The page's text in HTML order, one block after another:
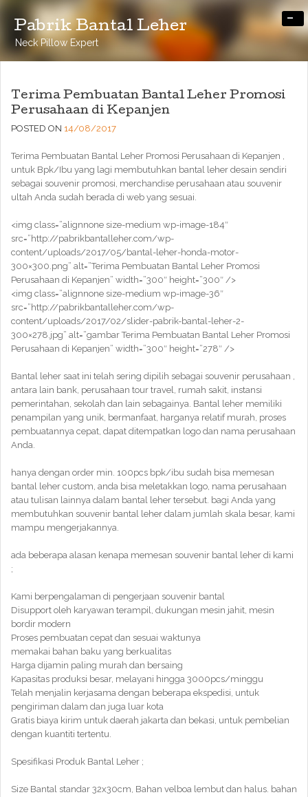
Pabrik Bantal Leher
Neck Pillow Expert
-
Terima Pembuatan Bantal Leher Promosi
Perusahaan di Kepanjen
POSTED ON 14/08/2017
Terima Pembuatan Bantal Leher Promosi Perusahaan di Kepanjen ,
untuk Bpk/Ibu yang lagi membutuhkan bantal leher desain sendiri
sebagai souvenir promosi, merchandise perusahaan atau souvenir
ultah Anda sudah berada di web yang sesuai.
<img class=”alignnone size-medium wp-image-184″
src=”http://pabrikbantalleher.com/wp-
content/uploads/2017/05/bantal-leher-honda-motor-
300×300.png” alt=”Terima Pembuatan Bantal Leher Promosi
Perusahaan di Kepanjen” width=”300″ height=”300″ />
<img class=”alignnone size-medium wp-image-36″
src=”http://pabrikbantalleher.com/wp-
content/uploads/2017/02/slider-pabrik-bantal-leher-2-
300×278.jpg” alt=”gambar Terima Pembuatan Bantal Leher Promosi
Perusahaan di Kepanjen” width=”300″ height=”278″ />
Bantal leher saat ini telah sering dipilih sebagai souvenir perusahaan ,
antara lain bank, perusahaan tour travel, rumah sakit, instansi
pemerintahan, sekolah dan lain sebagainya. Bantal leher memiliki
penampilan yang unik, bermanfaat, harganya relatif murah, proses
pembuatannya cepat, dapat ditempatkan logo dan nama perusahaan
Anda.
hanya dengan order min. 100pcs bpk/ibu sudah bisa memesan
bantal leher custom, anda bisa meletakkan logo, nama perusahaan
atau tulisan lainnya dalam bantal leher tersebut. bagi Anda yang
membutuhkan souvenir bantal leher dalam jumlah skala besar, kami
mampu mengerjakannya.
ada beberapa alasan kenapa memesan souvenir bantal leher di kami
;
Kami berpengalaman di pengerjaan souvenir bantal
Disupport oleh karyawan terampil, dukungan mesin jahit, mesin
bordir modern
Proses pembuatan cepat dan sesuai waktunya
memakai bahan baku yang berkualitas
Harga dijamin paling murah dan bersaing
Kapasitas produksi besar, melayani hingga 3000pcs/minggu
Telah menjalin kerjasama dengan beberapa ekspedisi, untuk
pengiriman dalam dan juga luar kota
Gratis biaya kirim untuk daerah jakarta dan bekasi, untuk pembelian
dengan kuantiti tertentu.
Spesifikasi Produk Bantal Leher ;
Size Bantal standar 32x30cm, Bahan velboa lembut dan halus. bahan